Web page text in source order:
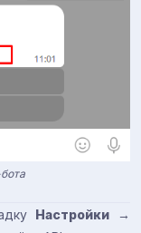
Настройки →